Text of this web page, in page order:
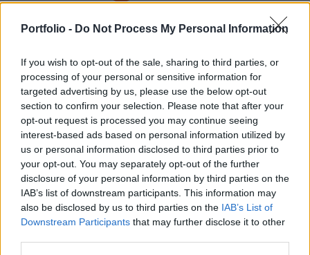
Portfolio - Do Not Process My Personal Information
If you wish to opt-out of the sale, sharing to third parties, or
processing of your personal or sensitive information for
targeted advertising by us, please use the below opt-out
section to confirm your selection. Please note that after your
opt-out request is processed you may continue seeing
interest-based ads based on personal information utilized by
us or personal information disclosed to third parties prior to
your opt-out. You may separately opt-out of the further
disclosure of your personal information by third parties on the
IAB’s list of downstream participants. This information may
also be disclosed by us to third parties on the IAB’s List of
Downstream Participants that may further disclose it to other
ELŐFIZETŐI TARTALOM
Csendesen indult a hét
Portfolio
2000. június 19. 10:34
Az érdektelenség jellemzi a másodlagos állampapírpiacot,
a kötvények pénteki jegyzéseiben kialakult
hozamszintekhez képest nincs jelentôs eltérés.Ma délelôtt
ismét 3 hónapos aukciót tart az MNB. A hozamszint a már
megszokott 10.78-10.80 % körül várható.A forint relatív